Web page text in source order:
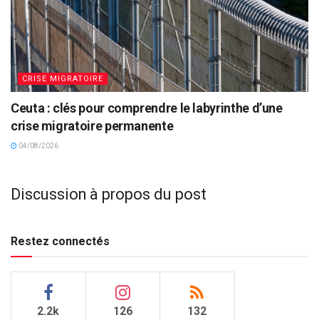
CRISE MIGRATOIRE
Ceuta : clés pour comprendre le labyrinthe d’une
crise migratoire permanente
04/08/2026
Discussion à propos du post
Restez connectés
2.2k 126 132